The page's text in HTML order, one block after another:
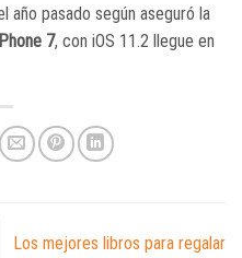
año pasado según aseguró la
7, con iOS 11.2 llegue en
Los mejores libros para regalar